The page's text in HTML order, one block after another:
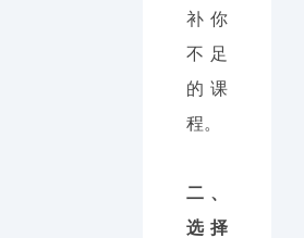
补你
不足
的课
程。
二、
选择